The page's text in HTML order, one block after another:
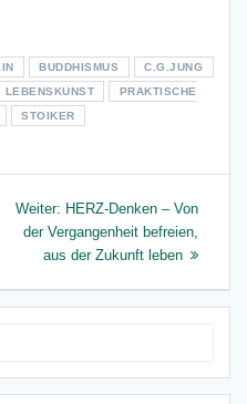
BUDDHISMUS
C.G.JUNG
LEBENSKUNST
PRAKTISCHE
STOIKER
Weiter: Nächster
Beitrag:
HERZ-Denken – Von
der Vergangenheit befreien,
aus der Zukunft leben